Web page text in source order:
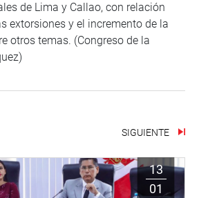
de Lima y Callao, con relación
extorsiones y el incremento de la
otros temas. (Congreso de la
SIGUIENTE
13
01